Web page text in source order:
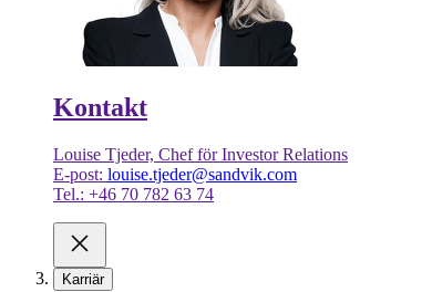
Kontakt
Louise Tjeder, Chef för Investor Relations
E-post: louise.tjeder@sandvik.com
Tel.: +46 70 782 63 74
Karriär